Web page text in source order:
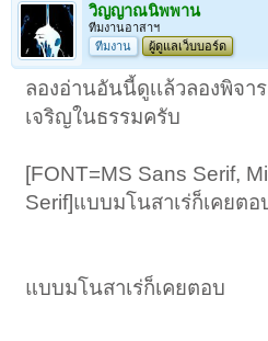
วิญญาณนิพพาน
ทีมงานอาสาฯ
ทีมงาน
ผู้ดูแลเว็บบอร์ด
ลองอ่านอันนี้ดูเเล้วลองพิจ
เจริญในธรรมครับ
[FONT=MS Sans Serif,
Serif]แบบมโนสาเร่ก็เคยต
แบบมโนสาเร่ก็เคยตอบ